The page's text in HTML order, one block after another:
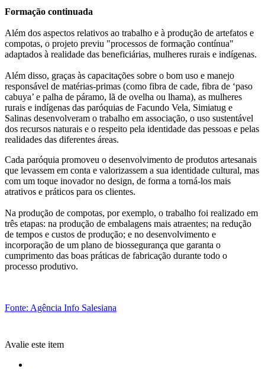
Formação continuada
Além dos aspectos relativos ao trabalho e à produção de artefatos e
compotas, o projeto previu "processos de formação contínua"
adaptados à realidade das beneficiárias, mulheres rurais e indígenas.
Além disso, graças às capacitações sobre o bom uso e manejo
responsável de matérias-primas (como fibra de cade, fibra de ‘paso
cabuya’ e palha de páramo, lã de ovelha ou lhama), as mulheres
rurais e indígenas das paróquias de Facundo Vela, Simiatug e
Salinas desenvolveram o trabalho em associação, o uso sustentável
dos recursos naturais e o respeito pela identidade das pessoas e pelas
realidades das diferentes áreas.
Cada paróquia promoveu o desenvolvimento de produtos artesanais
que levassem em conta e valorizassem a sua identidade cultural, mas
com um toque inovador no design, de forma a torná-los mais
atrativos e práticos para os clientes.
Na produção de compotas, por exemplo, o trabalho foi realizado em
três etapas: na produção de embalagens mais atraentes; na redução
de tempos e custos de produção; e no desenvolvimento e
incorporação de um plano de biossegurança que garanta o
cumprimento das boas práticas de fabricação durante todo o
processo produtivo.
Fonte: Agência Info Salesiana
Avalie este item